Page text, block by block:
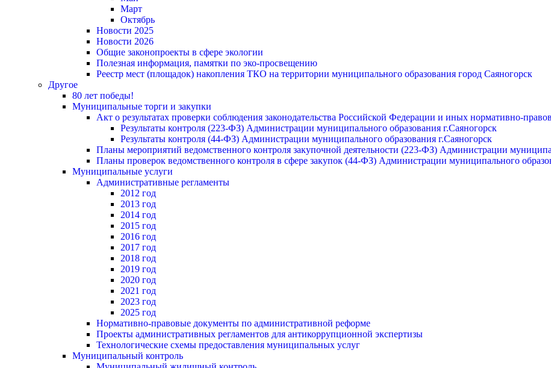
Март
Октябрь
Новости 2025
Новости 2026
Общие законопроекты в сфере экологии
Полезная информация, памятки по эко-просвещению
Реестр мест (площадок) накопления ТКО на территории муниципального образования город Саяногорск
Другое
80 лет победы!
Муниципальные торги и закупки
Акт о результатах проверки соблюдения законодательства Российской Федерации и иных нормативно-
Результаты контроля (223-ФЗ) Администрации муниципального образования г.Саяногорск
Результаты контроля (44-ФЗ) Администрации муниципального образования г.Саяногорск
Планы мероприятий ведомственного контроля закупочной деятельности (223-ФЗ) Администрации
Планы проверок ведомственного контроля в сфере закупок (44-ФЗ) Администрации муниципального
Муниципальные услуги
Административные регламенты
2012 год
2013 год
2014 год
2015 год
2016 год
2017 год
2018 год
2019 год
2020 год
2021 год
2023 год
2025 год
Нормативно-правовые документы по административной реформе
Проекты административных регламентов для антикоррупционной экспертизы
Технологические схемы предоставления муниципальных услуг
Муниципальный контроль